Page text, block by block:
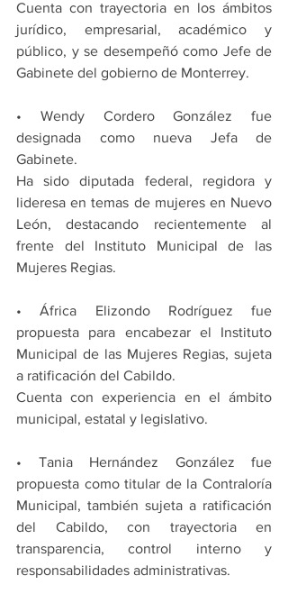
Cuenta con trayectoria en los ámbitos
jurídico, empresarial, académico y
público, y se desempeñó como Jefe de
Gabinete del gobierno de Monterrey.
• Wendy Cordero González fue
designada como nueva Jefa de
Gabinete.
Ha sido diputada federal, regidora y
lideresa en temas de mujeres en Nuevo
León, destacando recientemente al
frente del Instituto Municipal de las
Mujeres Regias.
• África Elizondo Rodríguez fue
propuesta para encabezar el Instituto
Municipal de las Mujeres Regias, sujeta
a ratificación del Cabildo.
Cuenta con experiencia en el ámbito
municipal, estatal y legislativo.
• Tania Hernández González fue
propuesta como titular de la Contraloría
Municipal, también sujeta a ratificación
del Cabildo, con trayectoria en
transparencia, control interno y
responsabilidades administrativas.